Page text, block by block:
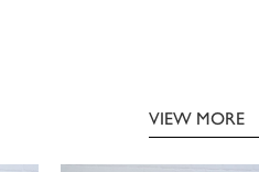
VIEW MORE